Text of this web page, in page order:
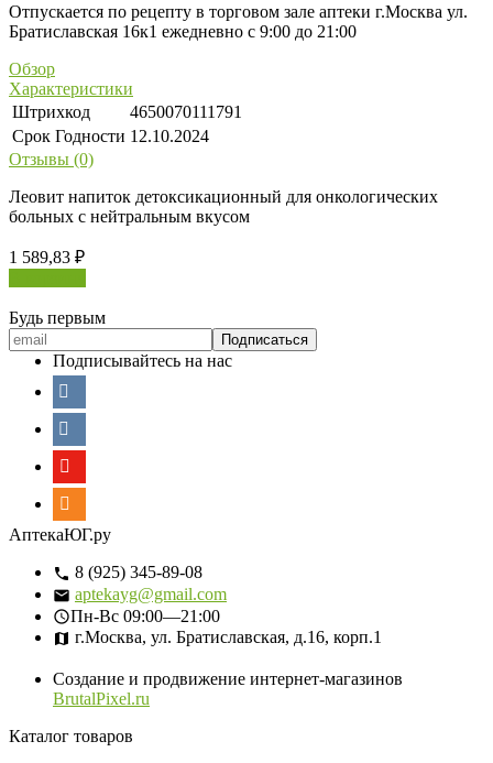
Отпускается по рецепту в торговом зале аптеки г.Москва ул.
Братиславская 16к1 ежедневно с 9:00 до 21:00
Обзор
Характеристики
Штрихкод
4650070111791
Срок Годности 12.10.2024
Отзывы (0)
Леовит напиток детоксикационный для онкологических
больных с нейтральным вкусом
1 589,83 ₽
Будь первым
Подписывайтесь на нас
АптекаЮГ.ру
8 (925) 345-89-08
aptekayg@gmail.com
Пн-Вс 09:00—21:00
г.Москва, ул. Братиславская, д.16, корп.1
Создание и продвижение интернет-магазинов
BrutalPixel.ru
Каталог товаров